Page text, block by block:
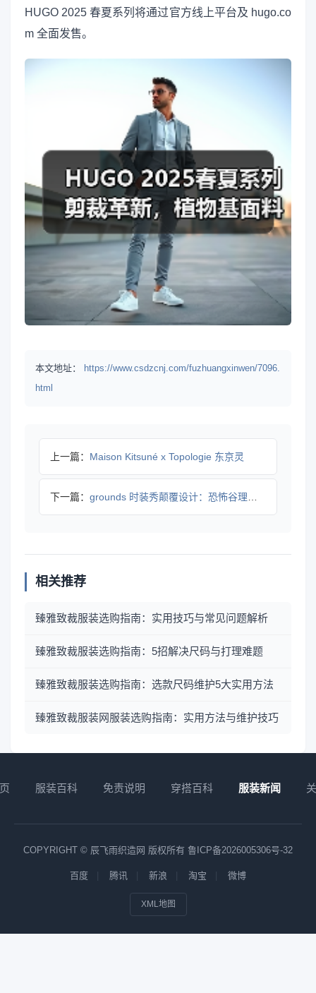
HUGO 2025 春夏系列将通过官方线上平台及 hugo.co
m 全面发售。
本文地址：
https://www.csdzcnj.com/fuzhuangxinwen/7096.
html
上一篇： Maison Kitsuné x Topologie 东京灵
下一篇： grounds 时装秀颠覆设计：恐怖谷理论如何重新定义街头风
相关推荐
臻雅致裁服装选购指南：实用技巧与常见问题解析
臻雅致裁服装选购指南：5招解决尺码与打理难题
臻雅致裁服装选购指南：选款尺码维护5大实用方法
臻雅致裁服装网服装选购指南：实用方法与维护技巧
服装百科 免责说明 穿搭百科 服装新闻
COPYRIGHT © 辰飞雨织造网 版权所有 鲁ICP备2026005306号-32
百度 腾讯 新浪 淘宝 微博
XML地图